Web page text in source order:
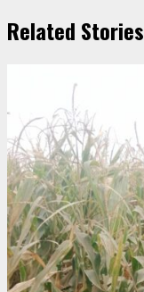
Related Stories